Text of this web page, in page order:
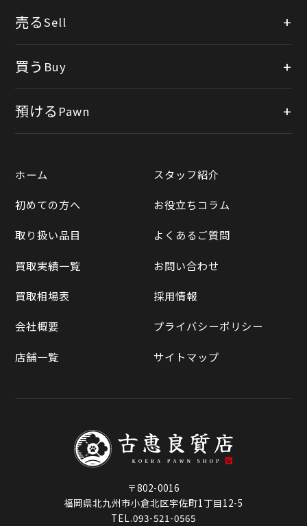
売るSell
店頭買取
宅配買取
LINE査定
買取実績一覧
買取相場表
買う Buy
公式オンラインショップ
Yahooショッピング
Yahoo!オークション
メルカリ
ラクマ
預ける Pawn
ホーム
初めての方へ
取り扱い品目
買取実績一覧
買取相場表
会社概要
店舗一覧
スタッフ紹介
お役立ちコラム
よくあるご質問
お問い合わせ
採用情報
プライバシーポリシー
サイトマップ
〒802-0016
福岡県北九州市小倉北区宇佐町1丁目12-5
TEL.093-521-0565